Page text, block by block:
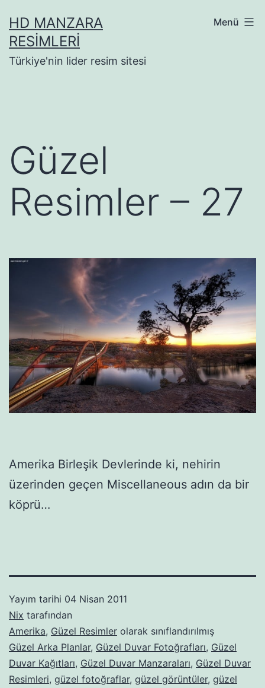
geçHD MANZARA
RESIMLERI
Türkiye'nin lider resim sitesi
Menü
Güzel
Resimler – 27
Amerika Birleşik Devlerinde ki, nehirin
üzerinden geçen Miscellaneous adın da bir
köprü…
Yayım tarihi 04 Nisan 2011
Nix tarafından
Amerika, Güzel Resimler olarak sınıflandırılmış
Güzel Arka Planlar, Güzel Duvar Fotoğrafları, Güzel
Duvar Kağıtları, Güzel Duvar Manzaraları, Güzel Duvar
Resimleri, güzel fotoğraflar, güzel görüntüler, güzel